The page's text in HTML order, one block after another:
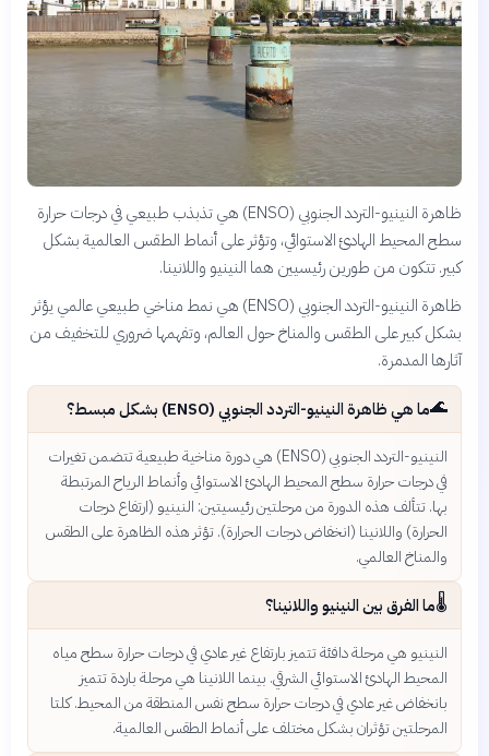
ظاهرة النينيو-التردد الجنوبي (ENSO) هي تذبذب طبيعي في درجات حرارة
سطح المحيط الهادئ الاستوائي، وتؤثر على أنماط الطقس العالمية بشكل
كبير. تتكون من طورين رئيسيين هما النينيو واللانينا.
ظاهرة النينيو-التردد الجنوبي (ENSO) هي نمط مناخي طبيعي عالمي يؤثر
بشكل كبير على الطقس والمناخ حول العالم، وتفهمها ضروري للتخفيف من
آثارها المدمرة.
🌊ما هي ظاهرة النينيو-التردد الجنوبي (ENSO) بشكل مبسط؟
النينيو-التردد الجنوبي (ENSO) هي دورة مناخية طبيعية تتضمن تغيرات
في درجات حرارة سطح المحيط الهادئ الاستوائي وأنماط الرياح المرتبطة
بها. تتألف هذه الدورة من مرحلتين رئيسيتين: النينيو (ارتفاع درجات
الحرارة) واللانينا (انخفاض درجات الحرارة). تؤثر هذه الظاهرة على الطقس
والمناخ العالمي.
🌡️ما الفرق بين النينيو واللانينا؟
النينيو هي مرحلة دافئة تتميز بارتفاع غير عادي في درجات حرارة سطح مياه
المحيط الهادئ الاستوائي الشرقي. بينما اللانينا هي مرحلة باردة تتميز
بانخفاض غير عادي في درجات حرارة سطح نفس المنطقة من المحيط. كلتا
المرحلتين تؤثران بشكل مختلف على أنماط الطقس العالمية.